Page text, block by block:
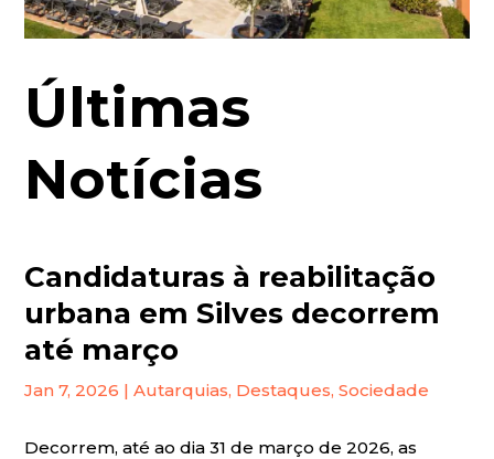
Últimas
Notícias
Candidaturas à reabilitação
urbana em Silves decorrem
até março
Jan 7, 2026 |Autarquias, Destaques,Sociedade
Decorrem, até ao dia 31 de março de 2026, as